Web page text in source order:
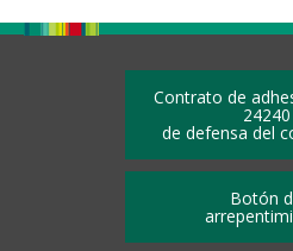
Contrato de
24240
de defensa del
Botón